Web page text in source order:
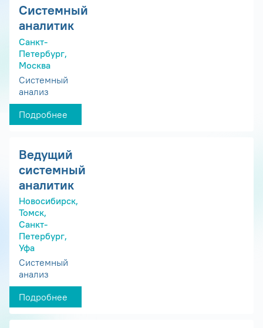
Системный
аналитик
Санкт-
Петербург,
Москва
Системный
анализ
Подробнее
Ведущий
системный
аналитик
Новосибирск,
Томск,
Санкт-
Петербург,
Уфа
Системный
анализ
Подробнее